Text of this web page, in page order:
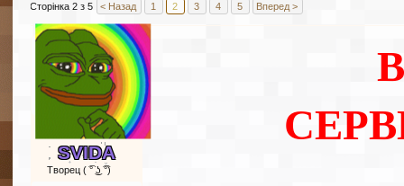
Сторінка 2 з 5 < Назад 1 2 3 4 5 Вперед >
SVIDA
Творец ( ͡° ͜ʖ ͡°)